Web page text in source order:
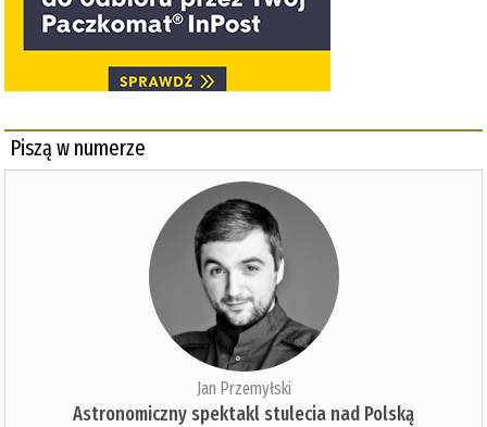
Piszą w numerze
Jan Przemyłski
Astronomiczny spektakl stulecia nad Polską